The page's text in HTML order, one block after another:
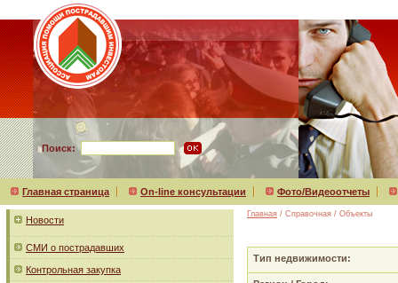
Поиск:
Главная страница On-line консультации Фото/Видеоотчеты
Новости
СМИ о пострадавших
Контрольная закупка
Главная / Справочная / Объекты
Тип недвижимости: